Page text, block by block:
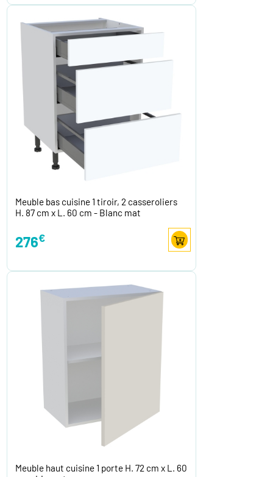
Meuble bas cuisine 1 tiroir, 2 casseroliers
H. 87 cm x L. 60 cm - Blanc mat
276€
Meuble haut cuisine 1 porte H. 72 cm x L. 60